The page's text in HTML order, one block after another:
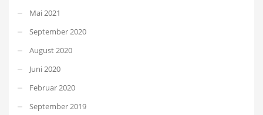
Mai 2021
September 2020
August 2020
Juni 2020
Februar 2020
September 2019